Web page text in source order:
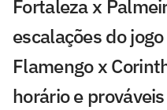
Fortaleza x
escalações do
Flamengo x
horário e